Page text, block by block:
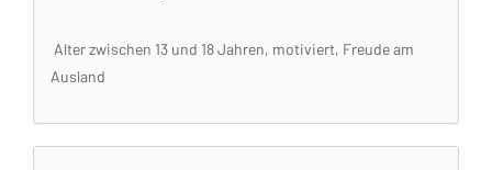
Alter zwischen 13 und 18 Jahren, motiviert, Freude am
Ausland